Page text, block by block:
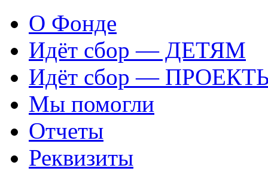
О Фонде
Идёт сбор — ДЕТЯМ
Идёт сбор —
Мы помогли
Отчеты
Реквизиты